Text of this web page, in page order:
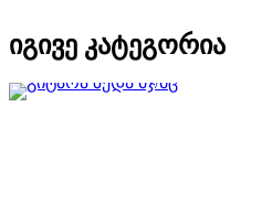
იგივე კატეგორია